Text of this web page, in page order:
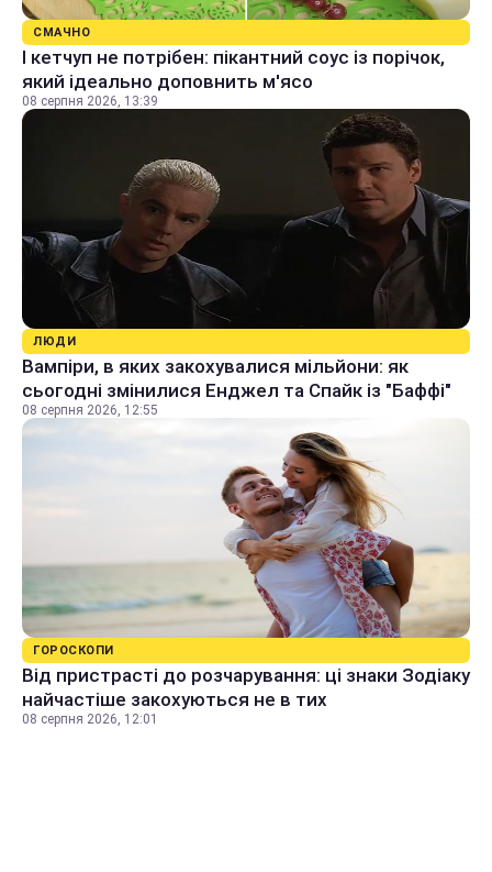
СМАЧНО
І кетчуп не потрібен: пікантний соус із порічок,
який ідеально доповнить м'ясо
08 серпня 2026, 13:39
ЛЮДИ
Вампіри, в яких закохувалися мільйони: як
сьогодні змінилися Енджел та Спайк із "Баффі"
08 серпня 2026, 12:55
ГОРОСКОПИ
Від пристрасті до розчарування: ці знаки Зодіаку
найчастіше закохуються не в тих
08 серпня 2026, 12:01